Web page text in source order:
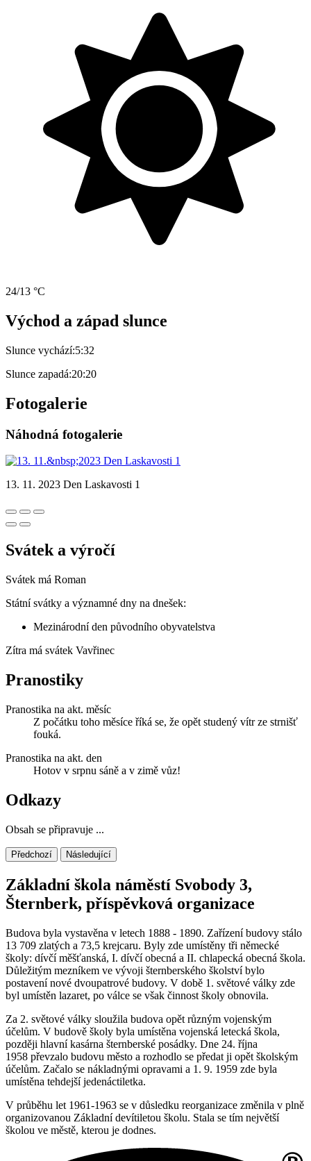
24/13 °C
Východ a západ slunce
Slunce vychází:5:32
Slunce zapadá:20:20
Fotogalerie
Náhodná fotogalerie
13. 11. 2023 Den Laskavosti 1
Svátek a výročí
Svátek má Roman
Státní svátky a významné dny na dnešek:
Mezinárodní den původního obyvatelstva
Zítra má svátek Vavřinec
Pranostiky
Pranostika na akt. měsíc
Z počátku toho měsíce říká se, že opět studený vítr ze strnišť
fouká.
Pranostika na akt. den
Hotov v srpnu sáně a v zimě vůz!
Odkazy
Obsah se připravuje ...
Předchozí Následující
Základní škola náměstí Svobody 3,
Šternberk, příspěvková organizace
Budova byla vystavěna v letech 1888 - 1890. Zařízení budovy stálo
13 709 zlatých a 73,5 krejcaru. Byly zde umístěny tři německé
školy: dívčí měšťanská, I. dívčí obecná a II. chlapecká obecná škola.
Důležitým mezníkem ve vývoji šternberského školství bylo
postavení nové dvoupatrové budovy. V době 1. světové války zde
byl umístěn lazaret, po válce se však činnost školy obnovila.
Za 2. světové války sloužila budova opět různým vojenským
účelům. V budově školy byla umístěna vojenská letecká škola,
později hlavní kasárna šternberské posádky. Dne 24. října
1958 převzalo budovu město a rozhodlo se předat ji opět školským
účelům. Začalo se nákladnými opravami a 1. 9. 1959 zde byla
umístěna tehdejší jedenáctiletka.
V průběhu let 1961-1963 se v důsledku reorganizace změnila v plně
organizovanou Základní devítiletou školu. Stala se tím největší
školou ve městě, kterou je dodnes.